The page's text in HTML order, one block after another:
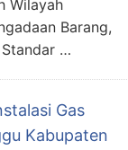
Wilayah
Barang,
Standar …
Gas
Kabupaten